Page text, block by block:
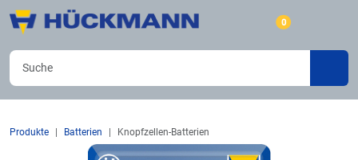
0
Produkte Batterien Knopfzellen-Batterien